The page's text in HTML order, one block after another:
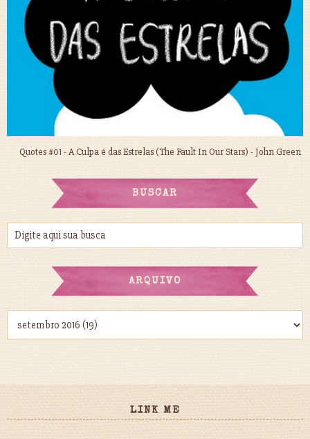
Quotes #01 - A Culpa é das Estrelas (The Fault In Our Stars) - John Green
BUSCAR
ARQUIVO
LINK ME